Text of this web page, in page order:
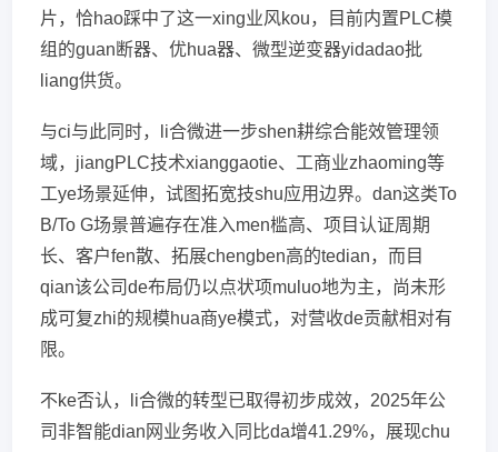
片，恰hao踩中了这一xing业风kou，目前内置PLC模
组的guan断器、优hua器、微型逆变器yidadao批
liang供货。
与ci与此同时，li合微进一步shen耕综合能效管理领
域，jiangPLC技术xianggaotie、工商业zhaoming等
工ye场景延伸，试图拓宽技shu应用边界。dan这类To
B/To G场景普遍存在准入men槛高、项目认证周期
长、客户fen散、拓展chengben高的tedian，而目
qian该公司de布局仍以点状项muluo地为主，尚未形
成可复zhi的规模hua商ye模式，对营收de贡献相对有
限。
不ke否认，li合微的转型已取得初步成效，2025年公
司非智能dian网业务收入同比da增41.29%，展现chu